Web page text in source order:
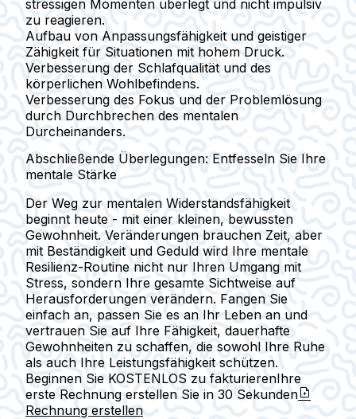
stressigen Momenten überlegt und nicht impulsiv
zu reagieren.
Aufbau von Anpassungsfähigkeit und geistiger
Zähigkeit für Situationen mit hohem Druck.
Verbesserung der Schlafqualität und des
körperlichen Wohlbefindens.
Verbesserung des Fokus und der Problemlösung
durch Durchbrechen des mentalen
Durcheinanders.
Abschließende Überlegungen: Entfesseln Sie Ihre
mentale Stärke
Der Weg zur mentalen Widerstandsfähigkeit
beginnt heute - mit einer kleinen, bewussten
Gewohnheit. Veränderungen brauchen Zeit, aber
mit Beständigkeit und Geduld wird Ihre mentale
Resilienz-Routine nicht nur Ihren Umgang mit
Stress, sondern Ihre gesamte Sichtweise auf
Herausforderungen verändern. Fangen Sie
einfach an, passen Sie es an Ihr Leben an und
vertrauen Sie auf Ihre Fähigkeit, dauerhafte
Gewohnheiten zu schaffen, die sowohl Ihre Ruhe
als auch Ihre Leistungsfähigkeit schützen.
Beginnen Sie KOSTENLOS zu fakturierenIhre
erste Rechnung erstellen Sie in 30 Sekunden
Rechnung erstellen